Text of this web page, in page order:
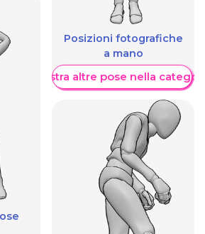
Posizioni fotografiche
a mano
Mostra altre pose nella